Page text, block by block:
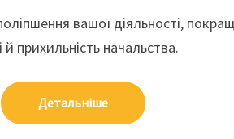
вашої діяльності,
прихильність начальства.
Детальніше